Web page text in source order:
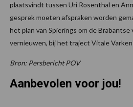
plaatsvindt tussen Uri Rosenthal en
gesprek moeten afspraken worden
het plan van Spierings om de
vernieuwen, bij het traject Vitale
Bron: Persbericht POV
Aanbevolen voor jou!